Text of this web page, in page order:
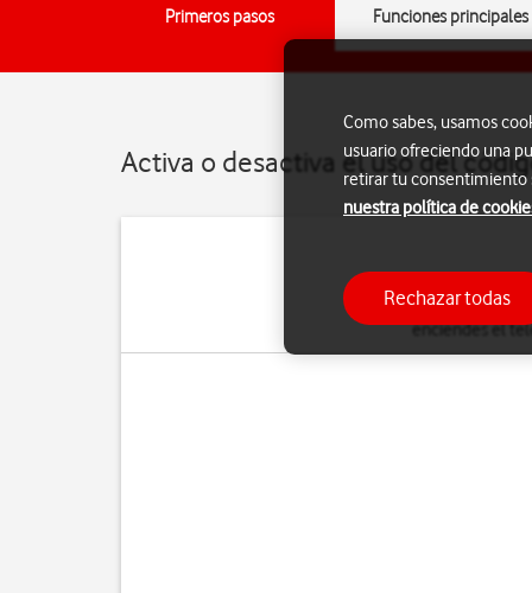
Primeros pasos Funciones principales
Activa o desactiva el uso del
El código de
Cuando el uso del
enciendes el
Como sabes, usamos
usuario ofreciendo una
retirar tu consentimiento
nuestra política de
Rechazar todas